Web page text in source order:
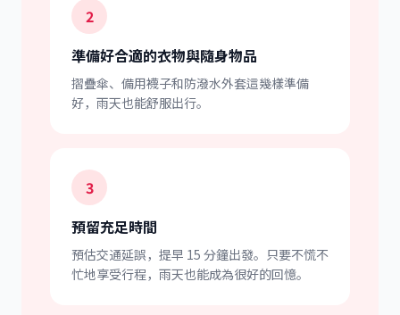
2
準備好合適的衣物與隨身物品
摺疊傘、備用襪子和防潑水外套這幾樣準備
好，雨天也能舒服出行。
3
預留充足時間
預估交通延誤，提早 15 分鐘出發。只要不慌不
忙地享受行程，雨天也能成為很好的回憶。